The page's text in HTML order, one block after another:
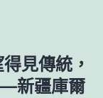
見傳統，
新疆庫爾